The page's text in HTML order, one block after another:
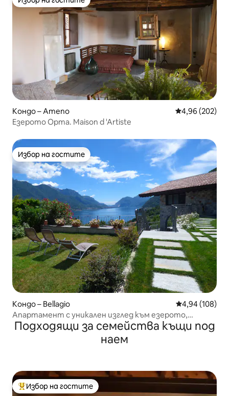
Избор на гостите
Кондо – Ameno Средна
4,96 (202)
Езерото Орта. Maison d 'Artiste
Избор на гостите
Избор на гостите
Кондо – Bellagio Средна
4,94 (108)
Апартамент с уникален изглед към езерото,
градина, паркинг
Подходящи за семейства къщи под
наем
Най-популярен избор на гостите
Избор на гостите